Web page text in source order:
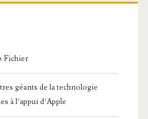
Fichier
géants de la technologie
à l’appui d’Apple